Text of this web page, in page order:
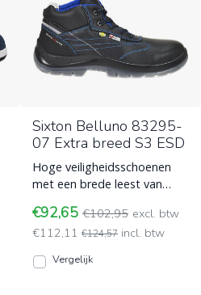
Sixton Belluno 83295-
07 Extra breed S3 ESD
Hoge veiligheidsschoenen
met een brede leest van
07 met S3 normering en E
ESD (Electro Static
Discharge)
€92,65 €102,95 excl. btw
€112,11 €124,57 incl. btw
Vergelijk